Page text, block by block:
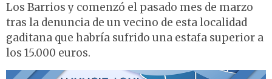
Los Barrios y comenzó el pasado mes de marzo
tras la denuncia de un vecino de esta localidad
gaditana que habría sufrido una estafa superior a
los 15.000 euros.